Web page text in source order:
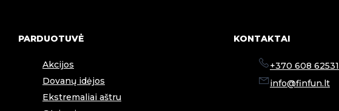
PARDUOTUVĖ
Akcijos
Dovanų idėjos
Ekstremaliai aštru
KONTAKTAI
+370 608 62531
info@finfun.lt